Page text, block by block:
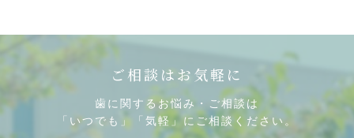
ご相談はお気軽に
歯に関するお悩み・ご相談は
「いつでも」「気軽」にご相談ください。